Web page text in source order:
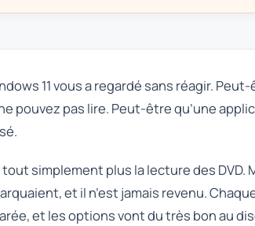
11 vous a regardé sans réagir.
pouvez pas lire. Peut-être qu’une
simplement plus la lecture des
et il n’est jamais revenu.
et les options vont du très bon au